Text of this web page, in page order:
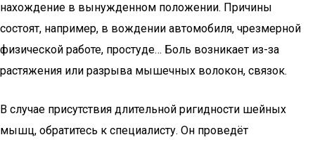
нахождение в вынужденном положении. Причины
состоят, например, в вождении автомобиля, чрезмерной
физической работе, простуде… Боль возникает из-за
растяжения или разрыва мышечных волокон, связок.
В случае присутствия длительной ригидности шейных
мышц, обратитесь к специалисту. Он проведёт